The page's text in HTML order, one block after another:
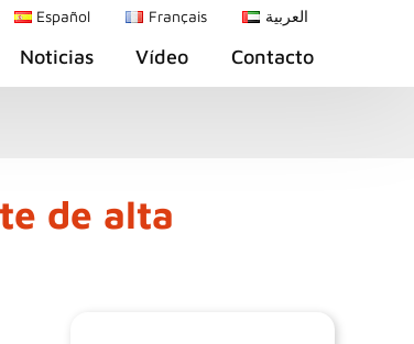
Español Français العربية
Noticias Vídeo Contacto
de alta